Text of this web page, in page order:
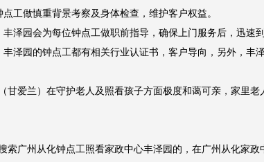
工做慎重背景考察及身体检查，维护客户权益。
泽园会为每位钟点工做职前指导，确保上门服务后，迅速
泽园的钟点工都有相关行业认证书，客户导向，另外，丰
甘爱兰）在守护老人及照看孩子方面极度和蔼可亲，家里
索广州从化钟点工照看家政中心丰泽园的，在广州从化家